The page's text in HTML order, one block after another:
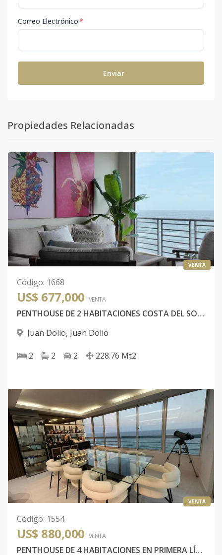
Correo Electrónico*
Enviar
Propiedades Relacionadas
VENTA
Código: 1668
US$ 677,000 VENTA
PENTHOUSE DE 2 HABITACIONES COSTA DEL SOL II JUAN DOLIO PRIMERA LINEA DE PLAYA
Juan Dolio, Juan Dolio
2 2 2 228.76 Mt2
VENTA
Código: 1554
US$ 880,000 VENTA
PENTHOUSE DE 4 HABITACIONES EN PRIMERA LÍNEA DE PLAYA JUAN DOLIO, LAS OLAS